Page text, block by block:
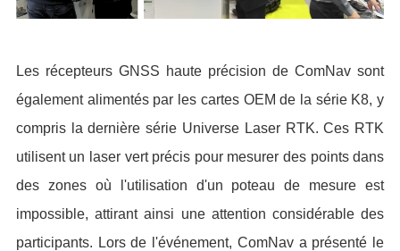
Les récepteurs GNSS haute précision de ComNav sont
également alimentés par les cartes OEM de la série K8, y
compris la dernière série Universe Laser RTK. Ces RTK
utilisent un laser vert précis pour mesurer des points dans
des zones où l'utilisation d'un poteau de mesure est
impossible, attirant ainsi une attention considérable des
participants. Lors de l'événement, ComNav a présenté le